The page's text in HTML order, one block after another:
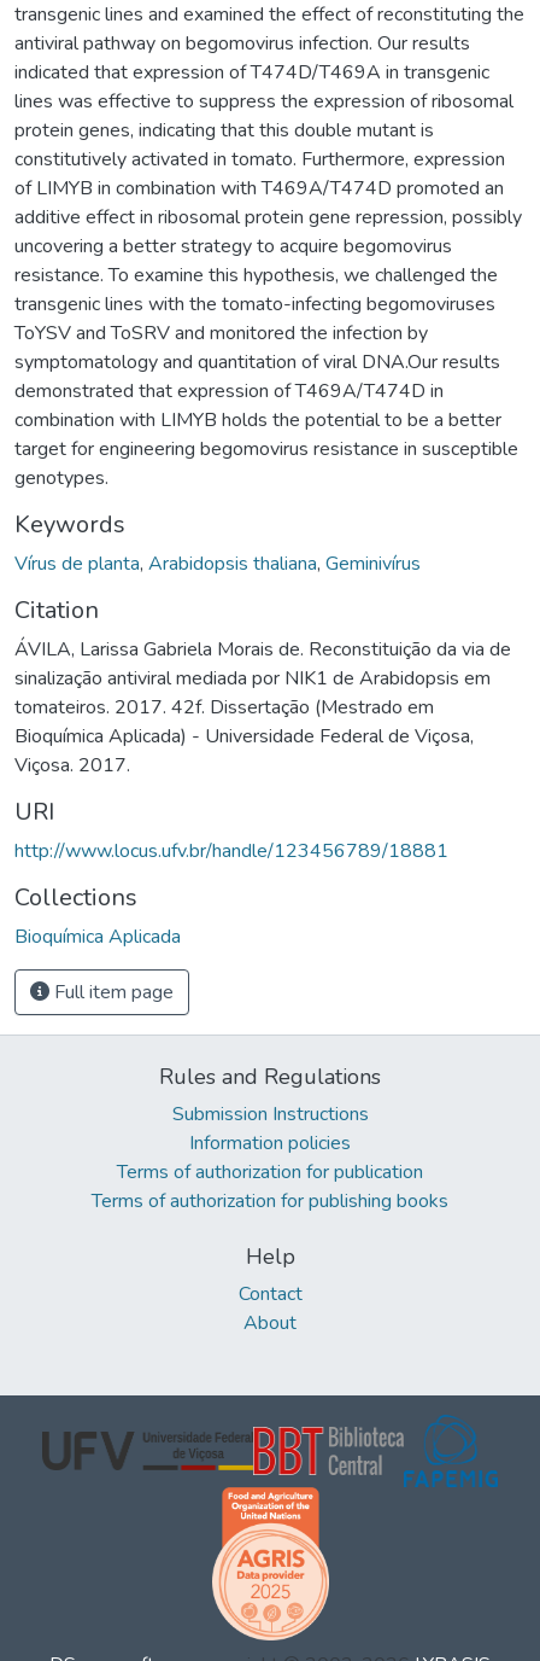
transgenic lines and examined the effect of reconstituting the
antiviral pathway on begomovirus infection. Our results
indicated that expression of T474D/T469A in transgenic
lines was effective to suppress the expression of ribosomal
protein genes, indicating that this double mutant is
constitutively activated in tomato. Furthermore, expression
of LIMYB in combination with T469A/T474D promoted an
additive effect in ribosomal protein gene repression, possibly
uncovering a better strategy to acquire begomovirus
resistance. To examine this hypothesis, we challenged the
transgenic lines with the tomato-infecting begomoviruses
ToYSV and ToSRV and monitored the infection by
symptomatology and quantitation of viral DNA.Our results
demonstrated that expression of T469A/T474D in
combination with LIMYB holds the potential to be a better
target for engineering begomovirus resistance in susceptible
genotypes.
Keywords
Vírus de planta, Arabidopsis thaliana, Geminivírus
Citation
ÁVILA, Larissa Gabriela Morais de. Reconstituição da via de
sinalização antiviral mediada por NIK1 de Arabidopsis em
tomateiros. 2017. 42f. Dissertação (Mestrado em
Bioquímica Aplicada) - Universidade Federal de Viçosa,
Viçosa. 2017.
URI
http://www.locus.ufv.br/handle/123456789/18881
Collections
Bioquímica Aplicada
Full item page
Rules and Regulations
Submission Instructions
Information policies
Terms of authorization for publication
Terms of authorization for publishing books
Help
Contact
About